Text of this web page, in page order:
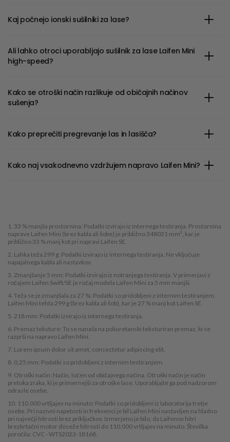
Kaj počnejo ionski sušilniki za lase?
Ali lahko otroci uporabljajo sušilnik za lase Laifen Mini
high-speed?
Kako se otroški način razlikuje od običajnih načinov
sušenja?
Kako preprečiti pregrevanje las in lasišča?
Kako naj vsakodnevno vzdržujem napravo Laifen Mini?
1. 33 % manjša prostornina: Podatki izvirajo iz internega testiranja. Prostornina
naprave Laifen Mini (brez kabla ali šobe) je približno 348031 mm³, kar je
približno 33 % manj kot pri napravi Laifen SE.
2. Lahka teža 299 g: Podatki izvirajo iz internega testiranja. Ne vključuje
napajalnega kabla ali nastavkov.
3. Zmanjšanje 5 mm: Podatki izvirajo iz notranjega testiranja. V primerjavi z
ročajem Laifen Swift/SE je ročaj modela Laifen Mini za 5 mm manjši.
4. Teža se je zmanjšala za 27 %: Podatki so pridobljeni z internim testiranjem.
Laifen Mini tehta 299 g (brez kabla ali šob), kar je 27 % manj kot Laifen SE.
5. 218 mm: Podatki izvirajo iz internega testiranja.
6. Premaz teksture: To se nanaša na poliuretanski teksturiran premaz, ki se
razprši na napravo Laifen Mini.
7. Lorem ipsum dolor sit amet, consectetur adipiscing elit.
8. 0,25 mm: Podatki so pridobljeni z internim testiranjem.
9. Otroški način: Način, ločen od običajnega načina. Otroški način je način
pretoka zraka, ki je primernejši za otroške lase. Uporabljajte ga pod nadzorom
odrasle osebe.
10. 110.000 vrtljajev na minuto: Podatki so pridobljeni iz laboratorija tretje
osebe. Pri nazivni napetosti in frekvenci je bil Laifen Mini nastavljen na hladno
pri največji hitrosti brez priključkov. Izmerjeno je bilo, da Laifenov hitri
brezkrtačni motor doseže hitrosti do 110.000 vrtljajev na minuto. Številka
poročila: CVC - WTS2023-18168.